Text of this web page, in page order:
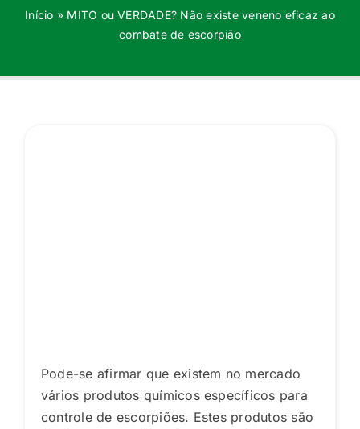
Seja Cliente
Início » MITO ou VERDADE? Não existe veneno eficaz ao
combate de escorpião
Pode-se afirmar que existem no mercado
vários produtos químicos específicos para
controle de escorpiões. Estes produtos são